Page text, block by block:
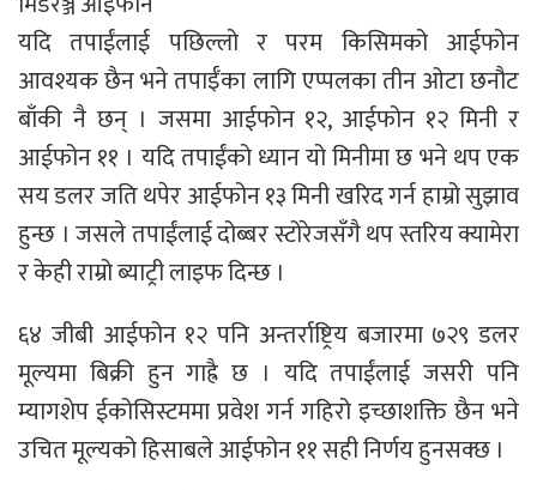
यदि तपाईंलाई पछिल्लो र परम किसिमको आईफोन
आवश्यक छैन भने तपाईँका लागि एप्पलका तीन ओटा छनौट
बाँकी नै छन् । जसमा आईफोन १२, आईफोन १२ मिनी र
आईफोन ११ । यदि तपाईंको ध्यान यो मिनीमा छ भने थप एक
सय डलर जति थपेर आईफोन १३ मिनी खरिद गर्न हाम्रो सुझाव
हुन्छ । जसले तपाईंलाई दोब्बर स्टोरेजसँगै थप स्तरिय क्यामेरा
र केही राम्रो ब्याट्री लाइफ दिन्छ ।
६४ जीबी आईफोन १२ पनि अन्तर्राष्ट्रिय बजारमा ७२९ डलर
मूल्यमा बिक्री हुन गाह्रै छ । यदि तपाईंलाई जसरी पनि
म्यागशेप ईकोसिस्टममा प्रवेश गर्न गहिरो इच्छाशक्ति छैन भने
उचित मूल्यको हिसाबले आईफोन ११ सही निर्णय हुनसक्छ ।